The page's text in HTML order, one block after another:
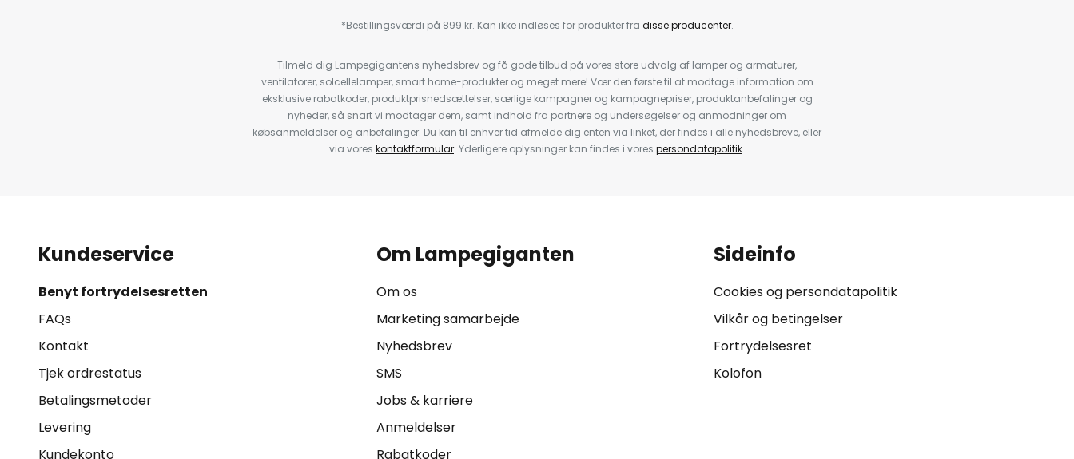
*Bestillingsværdi på 899 kr. Kan ikke indløses for produkter fra disse producenter.
Tilmeld dig Lampegigantens nyhedsbrev og få gode tilbud på vores store udvalg af lamper og armaturer,
ventilatorer, solcellelamper, smart home-produkter og meget mere! Vær den første til at modtage information om
eksklusive rabatkoder, produktprisnedsættelser, særlige kampagner og kampagnepriser, produktanbefalinger og
nyheder, så snart vi modtager dem, samt indhold fra partnere og undersøgelser og anmodninger om
købsanmeldelser og anbefalinger. Du kan til enhver tid afmelde dig enten via linket, der findes i alle nyhedsbreve, eller
via vores kontaktformular. Yderligere oplysninger kan findes i vores persondatapolitik.
Kundeservice
Benyt fortrydelsesretten
FAQs
Kontakt
Tjek ordrestatus
Betalingsmetoder
Levering
Kundekonto
Om Lampegiganten
Om os
Marketing samarbejde
Nyhedsbrev
SMS
Jobs & karriere
Anmeldelser
Rabatkoder
Sideinfo
Cookies og persondatapolitik
Vilkår og betingelser
Fortrydelsesret
Kolofon